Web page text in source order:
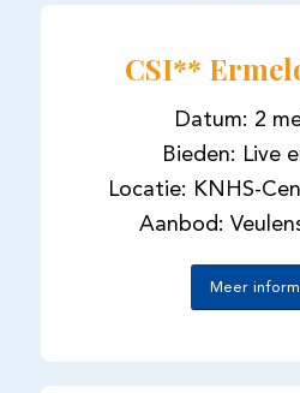
CSI**
Datum: 2
Bieden: Live
Locatie: KNHS-
Aanbod:
Meer